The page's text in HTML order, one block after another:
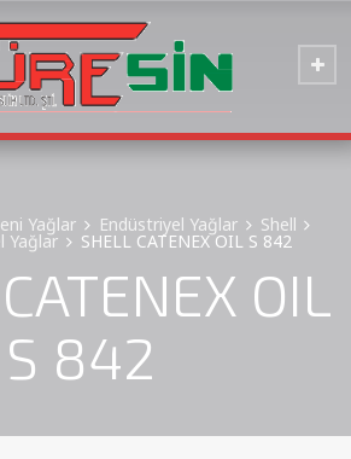
Yağlar Endüstriyel Yağlar Shell
Yağlar SHELL CATENEX OIL S 842
OIL
S 842